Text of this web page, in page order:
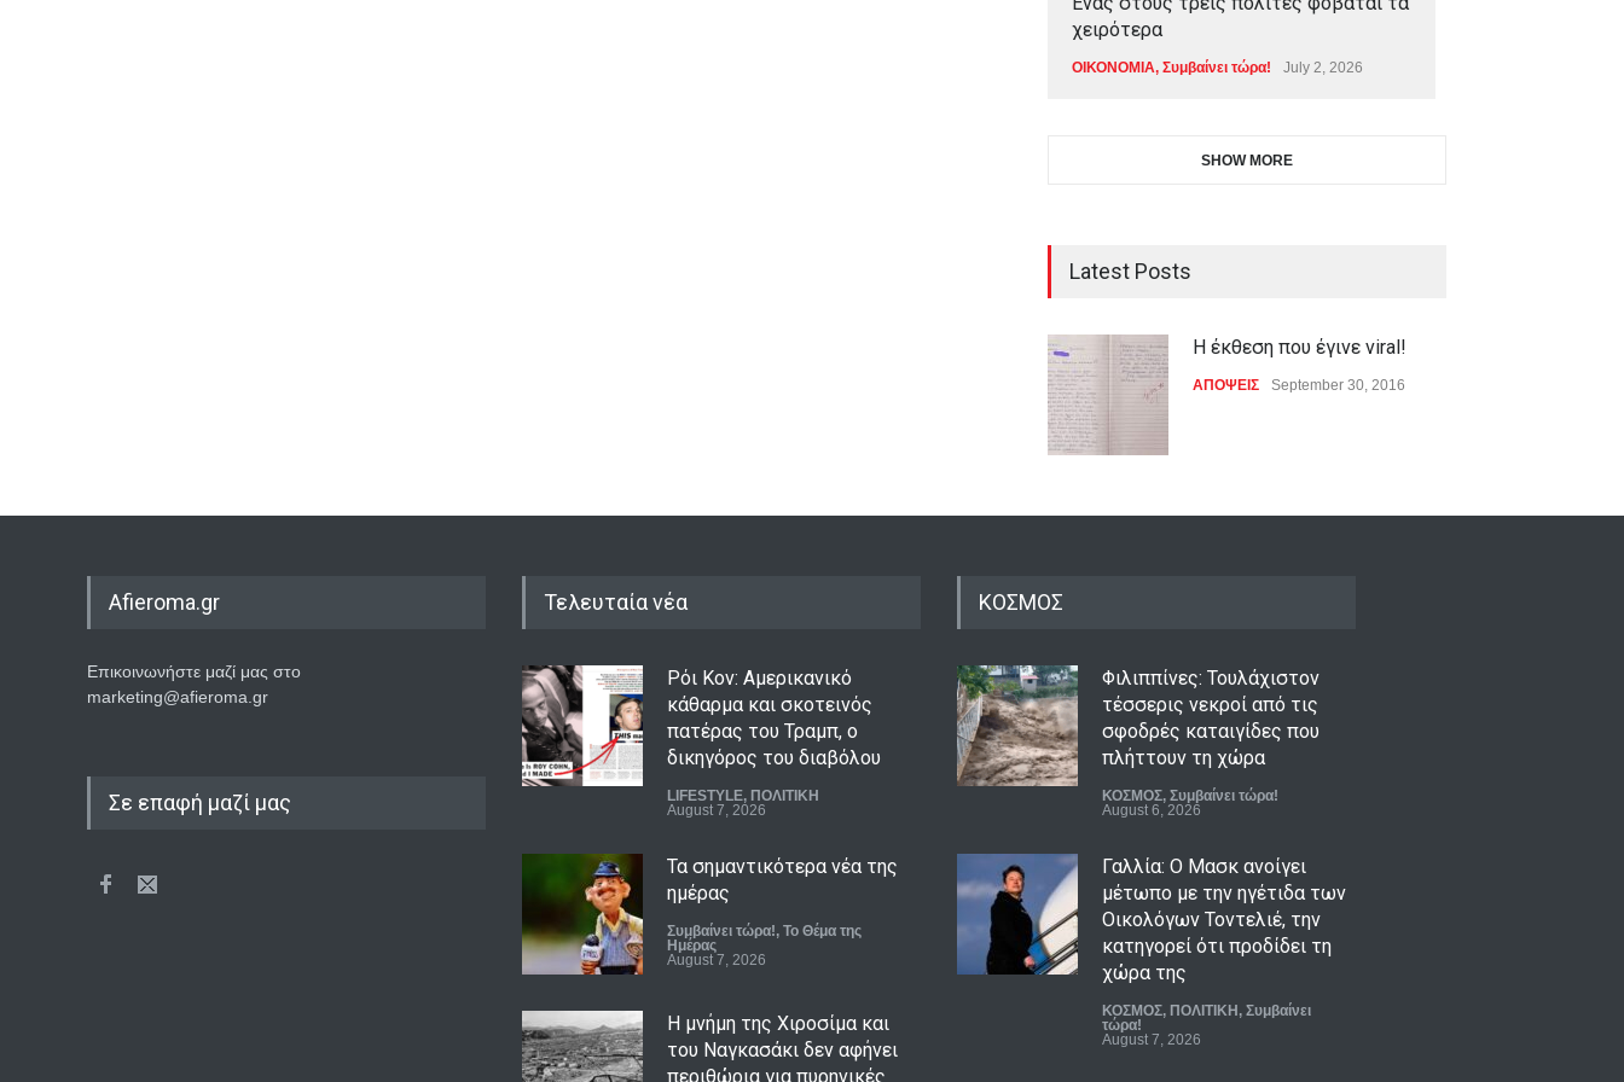
χειρότερα
ΟΙΚΟΝΟΜΙΑ, Συμβαίνει τώρα! July 2, 2026
SHOW MORE
Latest Posts
Η έκθεση που έγινε viral!
ΑΠΟΨΕΙΣ September 30, 2016
Afieroma.gr
Επικοινωνήστε μαζί μας στο
marketing@afieroma.gr
Σε επαφή μαζί μας
Τελευταία νέα
Ρόι Κον: Αμερικανικό
κάθαρμα και σκοτεινός
πατέρας του Τραμπ, ο
δικηγόρος του διαβόλου
LIFESTYLE, ΠΟΛΙΤΙΚΗ
August 7, 2026
Τα σημαντικότερα νέα της
ημέρας
Συμβαίνει τώρα!, Το Θέμα της
Ημέρας
August 7, 2026
Η μνήμη της Χιροσίμα και
του Ναγκασάκι δεν αφήνει
περιθώρια για πυρηνικές
ΚΟΣΜΟΣ
Φιλιππίνες: Τουλάχιστον
τέσσερις νεκροί από τις
σφοδρές καταιγίδες που
πλήττουν τη χώρα
ΚΟΣΜΟΣ, Συμβαίνει τώρα!
August 6, 2026
Γαλλία: Ο Μασκ ανοίγει
μέτωπο με την ηγέτιδα των
Οικολόγων Τοντελιέ, την
κατηγορεί ότι προδίδει τη
χώρα της
ΚΟΣΜΟΣ, ΠΟΛΙΤΙΚΗ , Συμβαίνει
τώρα!
August 7, 2026